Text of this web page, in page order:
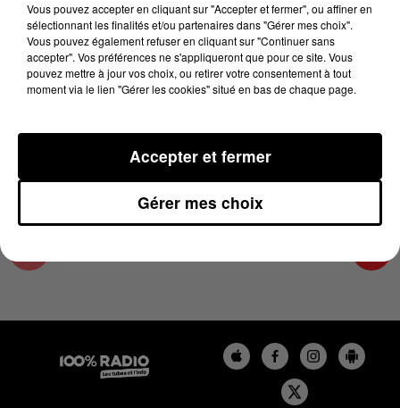
1er août 2025 - 4 min 16 sec
LES INFOS DU COMMINGES DU 01/08/2025 À
06H59
Podcast infos du Comminges
Vous pouvez accepter en cliquant sur "Accepter et fermer", ou affiner en
sélectionnant les finalités et/ou partenaires dans "Gérer mes choix".
Vous pouvez également refuser en cliquant sur "Continuer sans
accepter". Vos préférences ne s'appliqueront que pour ce site. Vous
pouvez mettre à jour vos choix, ou retirer votre consentement à tout
moment via le lien "Gérer les cookies" situé en bas de chaque page.
Gérer mes choix
Accepter et fermer